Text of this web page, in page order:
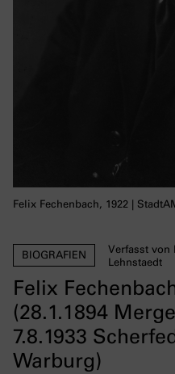
Felix
(28.1.1894
7.8.1933
Warburg)
BIOGRAFIEN
Verfasst von
Lehnstaedt
Felix Fechenbach, 1922 |